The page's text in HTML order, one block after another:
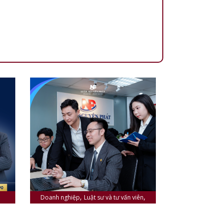
Doanh nghiệp, Luật sư và tư vấn viên,